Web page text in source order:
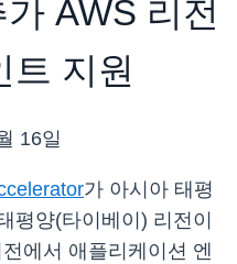
AWS 리전
트 지원
16일
가 아시아 태평
평양(타이베이) 리전이
에서 애플리케이션 엔